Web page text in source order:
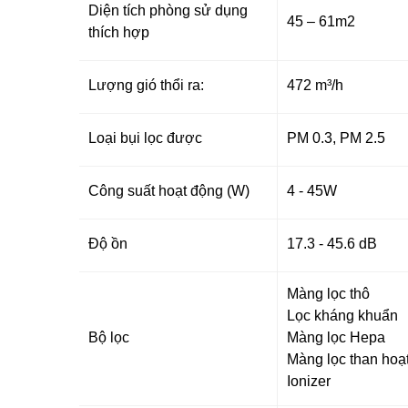
Diện tích phòng sử dụng
thích hợp
45 – 61m2
Lượng gió thổi ra: 472 m³/h
Loại bụi lọc được PM 0.3, PM 2.5
Công suất hoạt động (W) 4 - 45W
Độ ồn 17.3 - 45.6 dB
Bộ lọc
Màng lọc thô
Lọc kháng khuẩn
Màng lọc Hepa
Màng lọc than
Ionizer